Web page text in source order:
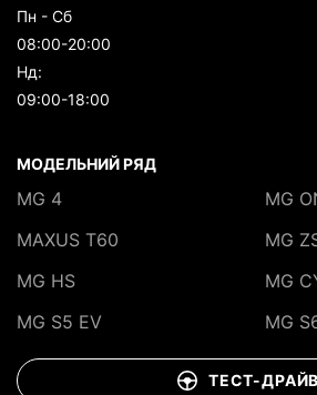
Пн - Сб
08:00-20:00
Нд:
09:00-18:00
МОДЕЛЬНИЙ РЯД
MG 4
MG
MAXUS T60
MG
MG HS
MG
MG S5 EV
MG
ТЕСТ-ДРАЙВ